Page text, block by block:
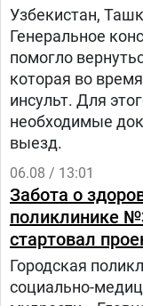
Узбекистан,
Генеральное
помогло
которая во
инсульт. Для
необходимые
выезд.
06.08 / 13:01
Забота о
поликлинике
стартовал
Городская
социально-